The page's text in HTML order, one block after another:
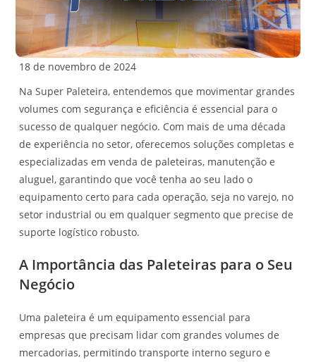
18 de novembro de 2024
Na Super Paleteira, entendemos que movimentar grandes
volumes com segurança e eficiência é essencial para o
sucesso de qualquer negócio. Com mais de uma década
de experiência no setor, oferecemos soluções completas e
especializadas em venda de paleteiras, manutenção e
aluguel, garantindo que você tenha ao seu lado o
equipamento certo para cada operação, seja no varejo, no
setor industrial ou em qualquer segmento que precise de
suporte logístico robusto.
A Importância das Paleteiras para o Seu
Negócio
Uma paleteira é um equipamento essencial para
empresas que precisam lidar com grandes volumes de
mercadorias, permitindo transporte interno seguro e